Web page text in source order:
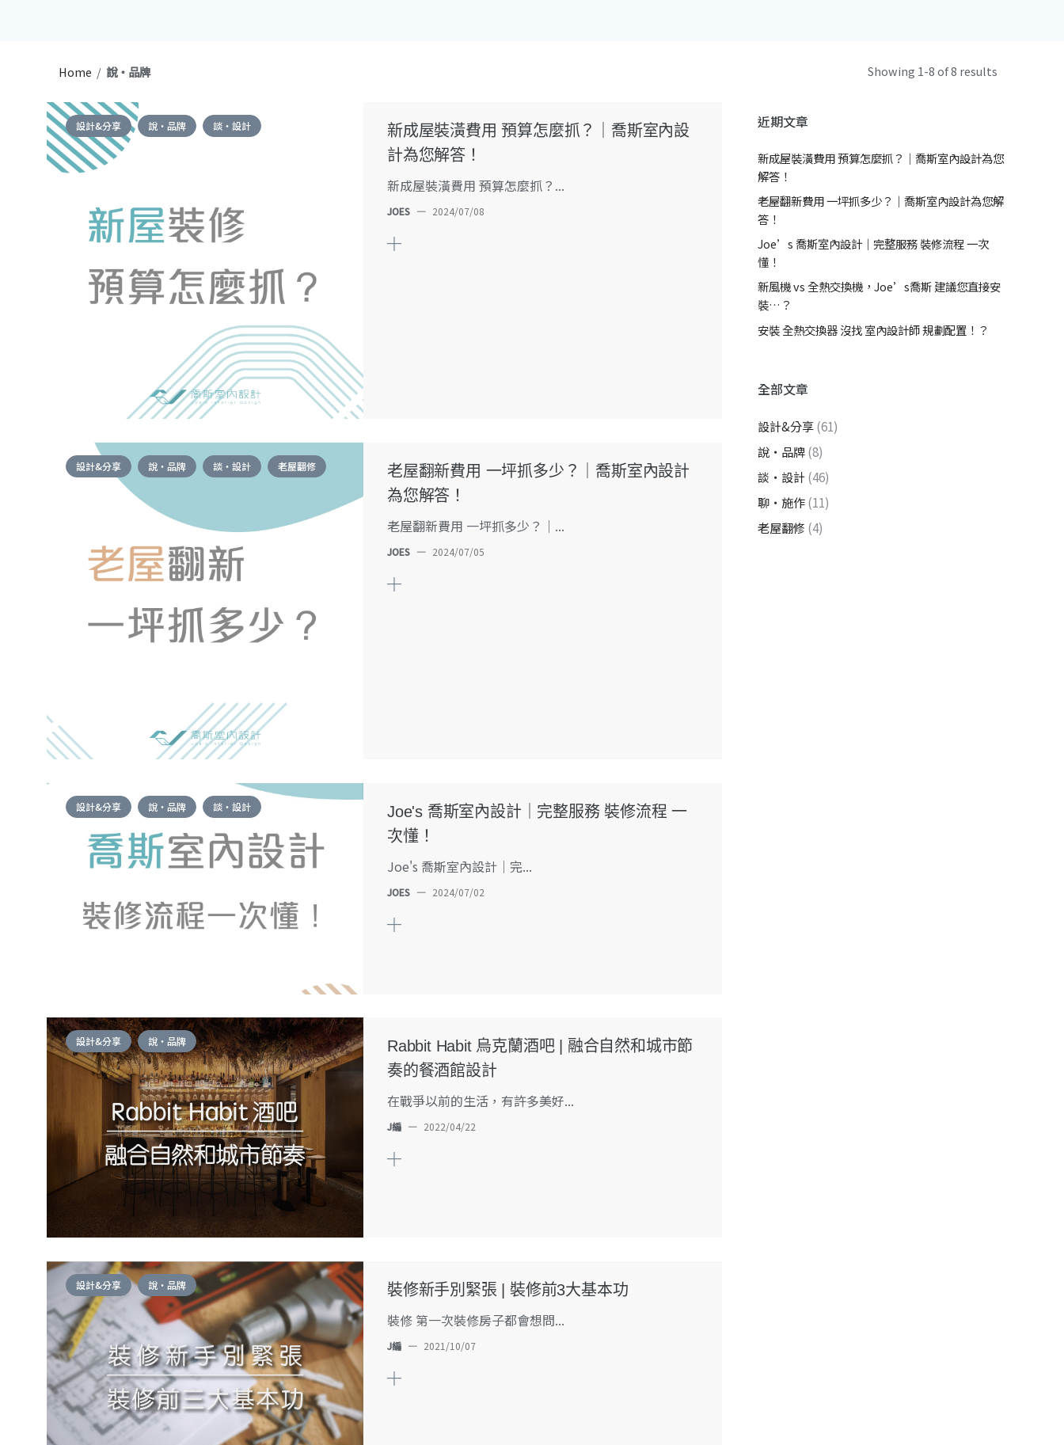
Home / 說・品牌 Showing 1-8 of 8 results
設計&分享 說・品牌 談・設計
新成屋裝潢費用 預算怎麼抓？｜喬斯室內設
計為您解答！
新成屋裝潢費用 預算怎麼抓？...
JOES — 2024/07/08
設計&分享 說・品牌 談・設計 老屋翻修
老屋翻新費用 一坪抓多少？｜喬斯室內設計
為您解答！
老屋翻新費用 一坪抓多少？｜...
JOES — 2024/07/05
設計&分享 說・品牌 談・設計
Joe's 喬斯室內設計｜完整服務 裝修流程 一
次懂！
Joe's 喬斯室內設計｜完...
JOES — 2024/07/02
設計&分享 說・品牌
Rabbit Habit 烏克蘭酒吧 | 融合自然和城市節
奏的餐酒館設計
在戰爭以前的生活，有許多美好...
J編 — 2022/04/22
設計&分享 說・品牌 裝修新手別緊張 | 裝修前3大基本功
裝修 第一次裝修房子都會想問...
J編 — 2021/10/07
近期文章
新成屋裝潢費用 預算怎麼抓？｜喬斯室內設計為您
解答！
老屋翻新費用 一坪抓多少？｜喬斯室內設計為您解
答！
Joe’s 喬斯室內設計｜完整服務 裝修流程 一次
懂！
新風機 vs 全熱交換機，Joe’s喬斯 建議您直接安
裝…？
安裝 全熱交換器 沒找 室內設計師 規劃配置！？
全部文章
設計&分享(61)
說・品牌(8)
談・設計(46)
聊・施作(11)
老屋翻修 (4)